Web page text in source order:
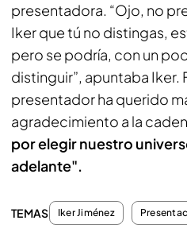
presentadora. “Ojo, no
Iker que tú no distingas,
pero se podría, con un
distinguir”, apuntaba Iker.
presentador ha querido
agradecimiento a la
por elegir nuestro
adelante".
TEMAS Iker Jiménez